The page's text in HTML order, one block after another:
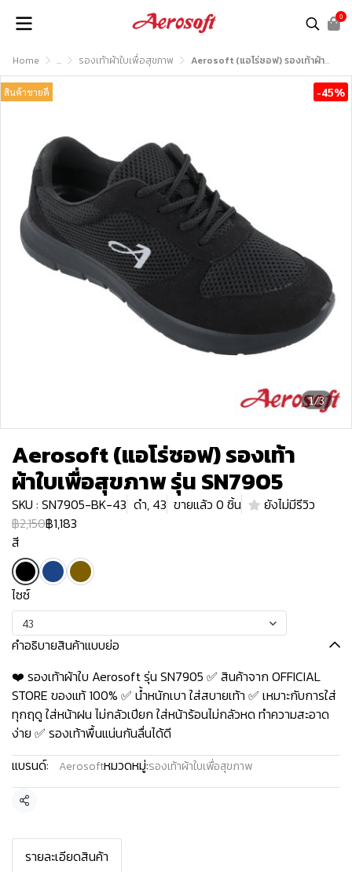
0
Home ... รองเท้าผ้าใบเพื่อสุขภาพ Aerosoft (แอโร่ซอฟ) รองเท้าผ้าใบเพื่อสุขภาพ รุ่น SN7905
1/3
สินค้าขายดี -45%
Aerosoft (แอโร่ซอฟ) รองเท้า
ผ้าใบเพื่อสุขภาพ รุ่น SN7905
SKU : SN7905-BK-43 ดำ, 43 ขายแล้ว 0 ชิ้น
ยังไม่มีรีวิว
฿2,150฿1,183
สี
ไซซ์
43
คำอธิบายสินค้าแบบย่อ
❤️ รองเท้าผ้าใบ Aerosoft รุ่น SN7905 ✅ สินค้าจาก OFFICIAL
STORE ของแท้ 100% ✅ น้ำหนักเบา ใส่สบายเท้า ✅ เหมาะกับการใส่
ทุกฤดู ใส่หน้าฝน ไม่กลัวเปียก ใส่หน้าร้อนไม่กลัวหด ทำความสะอาด
ง่าย ✅ รองเท้าพื้นแน่นกันลื่นได้ดี
แบรนด์:
Aerosoftหมวดหมู่:รองเท้าผ้าใบเพื่อสุขภาพ
แชร์
รายละเอียดสินค้า